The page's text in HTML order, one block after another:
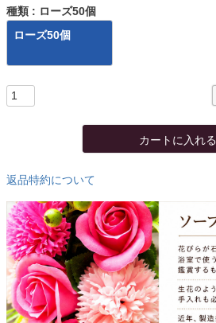
種類
ローズ50個
ローズ50個
カートに入れる
返品特約について